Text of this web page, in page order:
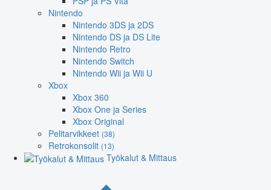
Nintendo
Nintendo 3DS ja 2DS
Nintendo DS ja DS Lite
Nintendo Retro
Nintendo Switch
Nintendo Wii ja Wii U
Xbox
Xbox 360
Xbox One ja Series
Xbox Original
Pelitarvikkeet (38)
Retrokonsolit (13)
Työkalut & Mittaus